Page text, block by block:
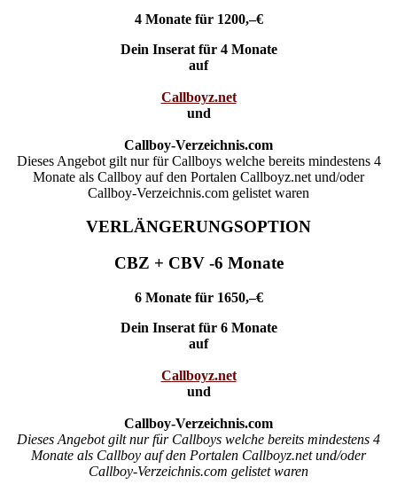
4 Monate für 1200,–€
Dein Inserat für 4 Monate
auf
Callboyz.net
und
Callboy-Verzeichnis.com
Dieses Angebot gilt nur für Callboys welche bereits mindestens 4
Monate als Callboy auf den Portalen Callboyz.net und/oder
Callboy-Verzeichnis.com gelistet waren
VERLÄNGERUNGSOPTION
CBZ + CBV -6 Monate
6 Monate für 1650,–€
Dein Inserat für 6 Monate
auf
Callboyz.net
und
Callboy-Verzeichnis.com
Dieses Angebot gilt nur für Callboys welche bereits mindestens 4
Monate als Callboy auf den Portalen Callboyz.net und/oder
Callboy-Verzeichnis.com gelistet waren